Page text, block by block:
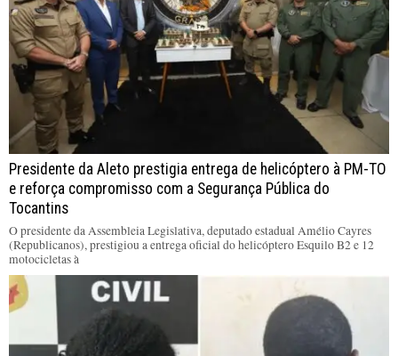
Presidente da Aleto prestigia entrega de helicóptero à PM-TO
e reforça compromisso com a Segurança Pública do
Tocantins
O presidente da Assembleia Legislativa, deputado estadual Amélio Cayres
(Republicanos), prestigiou a entrega oficial do helicóptero Esquilo B2 e 12
motocicletas à